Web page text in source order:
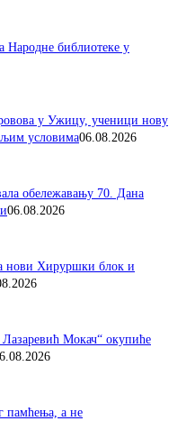
Народне библиотеке у
у Ужицу, ученици нову
условима06.08.2026
обележавању 70. Дана
06.08.2026
нови Хируршки блок и
Мокач“ окупиће
памћења, а не